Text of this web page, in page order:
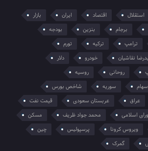
استقلال اقتصاد ایران
بازار
برجام بنزین
بودجه
ترامپ ترکیه
تورم
نقاشیان خودرو
دلار
روحانی
روسیه
سهام سوریه
شاخص بورس
عراق عربستان سعودی
قیمت نفت
اسلامی محمد جواد ظریف
مسکن
ویروس کرونا پرسپولیس
چین
گمرک